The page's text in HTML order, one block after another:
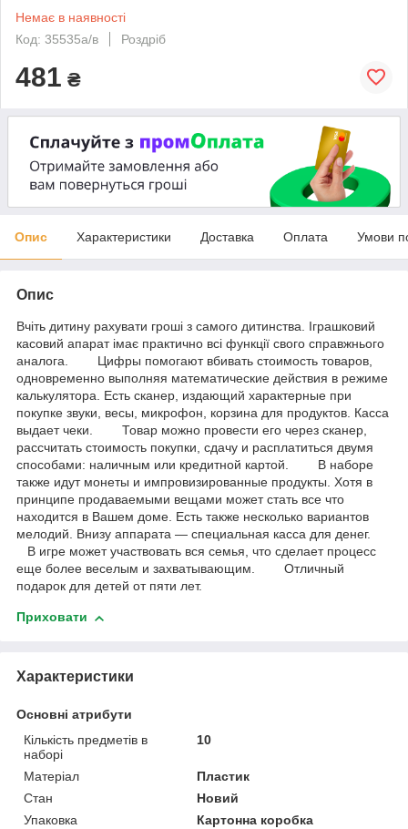
Немає в наявності
Код: 35535а/в
Роздріб
481 ₴
Опис Характеристики Доставка Оплата Умови
Опис
Вчіть дитину рахувати гроші з самого дитинства. Іграшковий
касовий апарат імає практично всі функції свого справжнього
аналога. Цифры помогают вбивать стоимость товаров,
одновременно выполняя математические действия в режиме
калькулятора. Есть сканер, издающий характерные при
покупке звуки, весы, микрофон, корзина для продуктов. Касса
выдает чеки. Товар можно провести его через сканер,
рассчитать стоимость покупки, сдачу и расплатиться двумя
способами: наличным или кредитной картой. В наборе
также идут монеты и импровизированные продукты. Хотя в
принципе продаваемыми вещами может стать все что
находится в Вашем доме. Есть также несколько вариантов
мелодий. Внизу аппарата ― специальная касса для денег.
В игре может участвовать вся семья, что сделает процесс
еще более веселым и захватывающим. Отличный
подарок для детей от пяти лет.
Приховати
Характеристики
Основні атрибути
Кількість предметів в
наборі
10
Матеріал
Пластик
Стан
Новий
Упаковка
Картонна коробка